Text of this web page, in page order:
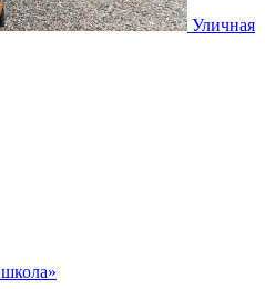
Уличная